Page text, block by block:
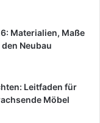
Materialien, Maße
Neubau
Leitfaden für
Möbel